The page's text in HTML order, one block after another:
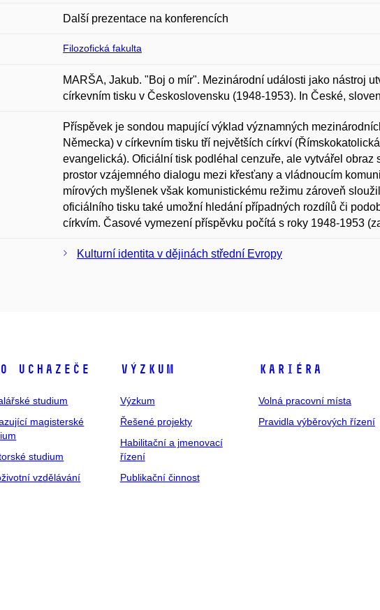
Další prezentace na konferencích
Filozofická fakulta
MARŠA, Jakub. "Boj o mír". Mezinárodní události jako nástroj
církevním tisku v Československu (1948-1953). In České,
Příspěvek je sondou mapující výklad významných
Německa) v církevním tisku tří největších církví
evangelická). Oficiální tisk podléhal cenzuře, ale vytvářel
prostor vzájemného dialogu mezi křesťany a vládnoucím
mírových myšlenek však komunistickému režimu zároveň
oficiálního tisku také umožní hledání případných rozdílů či
církvím. Časové vymezení příspěvku počítá s roky 1948-1953
Kulturní identita v dějinách střední Evropy
uchazeče
studium
magisterské
studium
vzdělávání
Výzkum
Výzkum
Řešené projekty
Habilitační a jmenovací
řízení
Publikační činnost
Kariéra
Volná pracovní místa
Pravidla výběrových řízení